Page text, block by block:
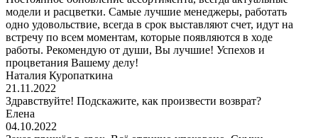
модели и расцветки. Самые лучшие менеджеры, работать
одно удовольствие, всегда в срок выставляют счет, идут на
встречу по всем моментам, которые появляются в ходе
работы. Рекомендую от души, Вы лучшие! Успехов и
процветания Вашему делу!
Наталия Куропаткина
21.11.2022
Здравствуйте! Подскажите, как произвести возврат?
Елена
04.10.2022